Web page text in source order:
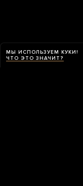
МЫ ИСПОЛЬЗУЕМ КУКИ!
ЧТО ЭТО ЗНАЧИТ?